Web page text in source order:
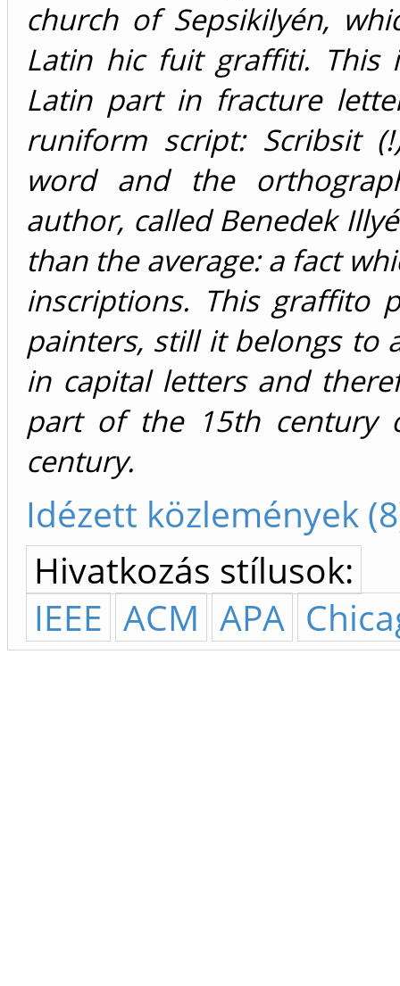
church of Sepsikilyén,
Latin hic fuit graffiti. This
Latin part in fracture
runiform script: Scribsit
word and the
author, called Benedek
than the average: a fact
inscriptions. This graffito
painters, still it belongs to
in capital letters and
part of the 15th century
century.
Idézett közlemények
Hivatkozás stílusok:
IEEE ACM APA